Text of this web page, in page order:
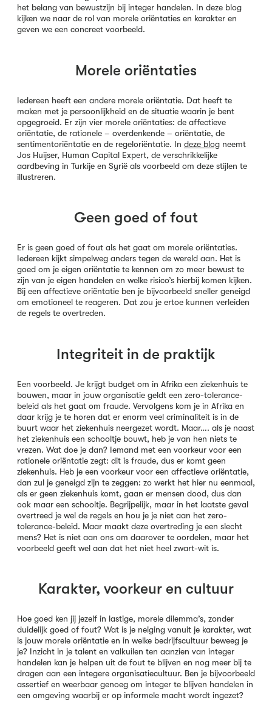
het belang van bewustzijn bij integer handelen. In deze blog
kijken we naar de rol van morele oriëntaties en karakter en
geven we een concreet voorbeeld.
Morele oriëntaties
Iedereen heeft een andere morele oriëntatie. Dat heeft te
maken met je persoonlijkheid en de situatie waarin je bent
opgegroeid. Er zijn vier morele oriëntaties: de affectieve
oriëntatie, de rationele – overdenkende – oriëntatie, de
sentimentoriëntatie en de regeloriëntatie. In deze blog neemt
Jos Huijser, Human Capital Expert, de verschrikkelijke
aardbeving in Turkije en Syrië als voorbeeld om deze stijlen te
illustreren.
Geen goed of fout
Er is geen goed of fout als het gaat om morele oriëntaties.
Iedereen kijkt simpelweg anders tegen de wereld aan. Het is
goed om je eigen oriëntatie te kennen om zo meer bewust te
zijn van je eigen handelen en welke risico’s hierbij komen kijken.
Bij een affectieve oriëntatie ben je bijvoorbeeld sneller geneigd
om emotioneel te reageren. Dat zou je ertoe kunnen verleiden
de regels te overtreden.
Integriteit in de praktijk
Een voorbeeld. Je krijgt budget om in Afrika een ziekenhuis te
bouwen, maar in jouw organisatie geldt een zero-tolerance-
beleid als het gaat om fraude. Vervolgens kom je in Afrika en
daar krijg je te horen dat er enorm veel criminaliteit is in de
buurt waar het ziekenhuis neergezet wordt. Maar…. als je naast
het ziekenhuis een schooltje bouwt, heb je van hen niets te
vrezen. Wat doe je dan? Iemand met een voorkeur voor een
rationele oriëntatie zegt: dit is fraude, dus er komt geen
ziekenhuis. Heb je een voorkeur voor een affectieve oriëntatie,
dan zul je geneigd zijn te zeggen: zo werkt het hier nu eenmaal,
als er geen ziekenhuis komt, gaan er mensen dood, dus dan
ook maar een schooltje. Begrijpelijk, maar in het laatste geval
overtreed je wel de regels en hou je je niet aan het zero-
tolerance-beleid. Maar maakt deze overtreding je een slecht
mens? Het is niet aan ons om daarover te oordelen, maar het
voorbeeld geeft wel aan dat het niet heel zwart-wit is.
Karakter, voorkeur en cultuur
Hoe goed ken jij jezelf in lastige, morele dilemma’s, zonder
duidelijk goed of fout? Wat is je neiging vanuit je karakter, wat
is jouw morele oriëntatie en in welke bedrijfscultuur beweeg je
je? Inzicht in je talent en valkuilen ten aanzien van integer
handelen kan je helpen uit de fout te blijven en nog meer bij te
dragen aan een integere organisatiecultuur. Ben je bijvoorbeeld
assertief en weerbaar genoeg om integer te blijven handelen in
een omgeving waarbij er op informele macht wordt ingezet?